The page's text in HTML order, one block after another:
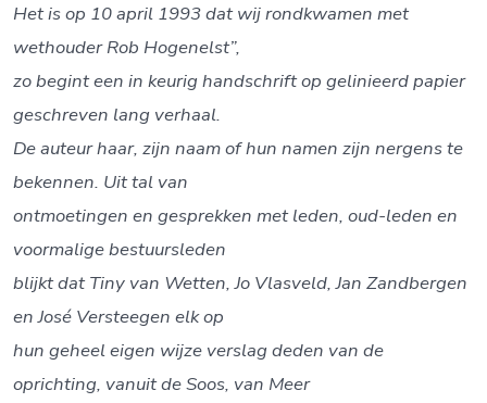
Het is op 10 april 1993 dat wij rondkwamen met
wethouder Rob Hogenelst”,
zobegint een in keurig handschrift op gelinieerd papier
geschreven lang verhaal.
De auteur haar, zijn naam of hun namen zijn nergens te
bekennen. Uit tal van
ontmoetingen en gesprekken met leden, oud-leden en
voormalige bestuursleden
blijkt dat Tiny van Wetten, Jo Vlasveld, Jan Zandbergen
en José Versteegen elk op
hun geheel eigen wijze verslag deden van de
oprichting, vanuit de Soos, van Meer